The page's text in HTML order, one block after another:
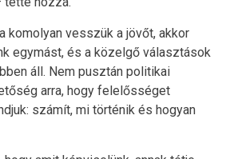
komolyan vesszük a jövőt, akkor
egymást, és a közelgő választások
áll. Nem pusztán politikai
arra, hogy felelősséget
számít, mi történik és hogyan